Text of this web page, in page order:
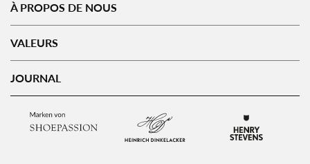
À PROPOS DE NOUS
VALEURS
JOURNAL